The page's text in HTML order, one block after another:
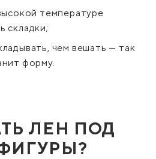
температуре
складки;
чем вешать — так
форму.
ЛЕН ПОД